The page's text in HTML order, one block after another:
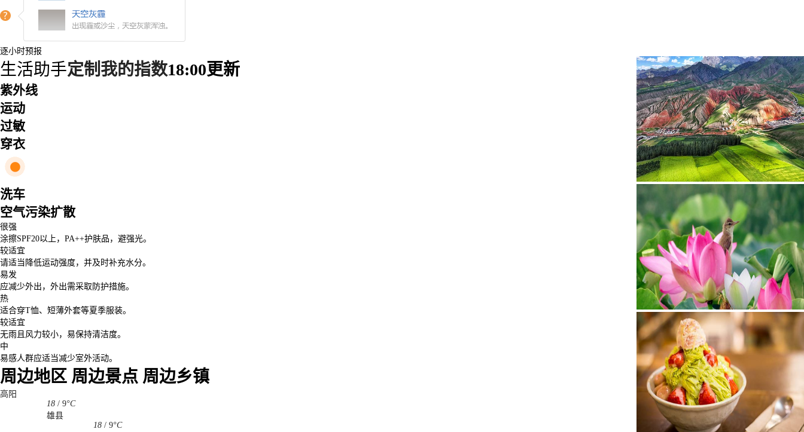
逐小时预报
生活助手定制我的指数18:00更新
紫外线
运动
过敏
穿衣
洗车
空气污染扩散
很强
涂擦SPF20以上，PA++护肤品，避强光。
较适宜
请适当降低运动强度，并及时补充水分。
易发
应减少外出，外出需采取防护措施。
热
适合穿T恤、短薄外套等夏季服装。
较适宜
无雨且风力较小，易保持清洁度。
中
易感人群应适当减少室外活动。
周边地区 周边景点 周边乡镇
高阳
18 / 9°C
雄县
18 / 9°C